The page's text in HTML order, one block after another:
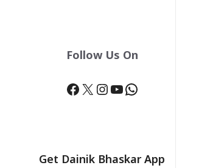
Follow Us On
Facebook
X Instagram
YouTube
WhatsApp
Get Dainik Bhaskar App